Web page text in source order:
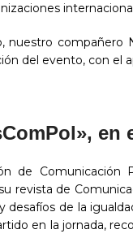
nuestro compañero
del evento, con el
en
de Comunicación
revista de
desafíos de la
en la jornada,